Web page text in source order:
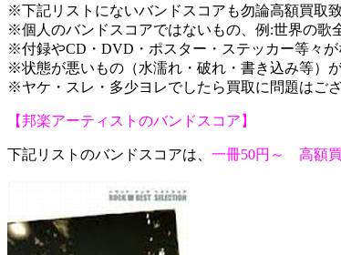
※下記リストにないバンドスコアも勿論高額買取致
※個人のバンドスコアではないもの、例:世界の歌
※付録やCD・DVD・ポスター・ステッカー等々
※状態が悪いもの（水濡れ・破れ・書き込み等）
※ヤケ・スレ・多少ヨレでしたら買取に問題はござ
【邦楽アーティストのバンドスコア】
下記リストのバンドスコアは、 一冊50円～ 高額買